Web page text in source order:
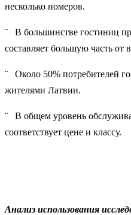
несколько номеров.
¨ В большинстве гостиниц
составляет большую часть
¨ Около 50% потребителей
жителями Латвии.
¨ В общем уровень
соответствует цене и классу.
Анализ использования